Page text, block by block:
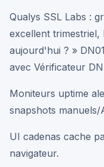
Qualys SSL Labs :
excellent
aujourd'hui ? »
avec Vérificateur
Moniteurs uptime
snapshots manuels/
UI cadenas cache
navigateur.